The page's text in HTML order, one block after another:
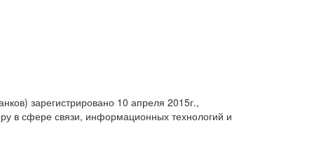
зарегистрировано 10 апреля 2015г.,
в сфере связи, информационных технологий и